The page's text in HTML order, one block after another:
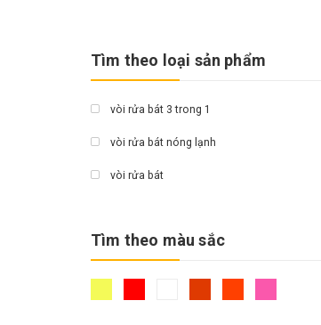
Tìm theo loại sản phẩm
vòi rửa bát 3 trong 1
vòi rửa bát nóng lạnh
vòi rửa bát
Tìm theo màu sắc